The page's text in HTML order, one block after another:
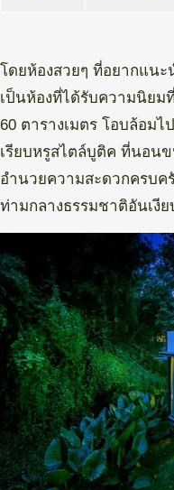
โดยห้องสวยๆ ที่อยากแนะ
เป็นห้องที่ได้รับความนิยม
60 ตารางเมตร โอบล้อม
เรียบหรูสไตล์บูติค ที่นอน
อำนวยความสะดวกครบ
ท่ามกลางธรรมชาติอันเงีย